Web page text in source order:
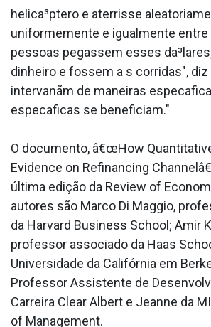
helica³ptero e aterrisse
uniformemente e igualmente entre
pessoas pegassem esses
dinheiro e fossem a s corridas", diz
intervanãm de maneiras
especa­ficas se beneficiam."
O documento, â€œHow
Evidence on Refinancing
última edição da Review of
autores são Marco Di Maggio,
da Harvard Business School; Amir
professor associado da Haas
Universidade da Califórnia em
Professor Assistente de
Carreira Clear Albert e Jeanne da
of Management.